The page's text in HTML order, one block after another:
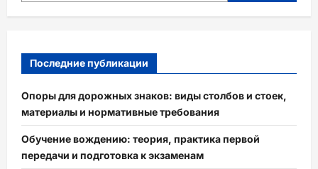
Последние публикации
Опоры для дорожных знаков: виды столбов и стоек,
материалы и нормативные требования
Обучение вождению: теория, практика первой
передачи и подготовка к экзаменам